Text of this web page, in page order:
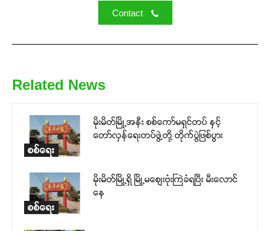
Contact
Related News
စစ်ရေး
မိုးမိတ်မြို့အနီး စစ်ကော်မရှင်တပ် နှင့်
တော်လှန်ရေးတပ်ဖွဲ့တို့ တိုက်ပွဲဖြစ်ပွား
စစ်ရေး
မိုးမိတ်မြို့ရှိ မြို့မစျေးဗုံးကြဲခံရပြီး မီးလောင်
နေ